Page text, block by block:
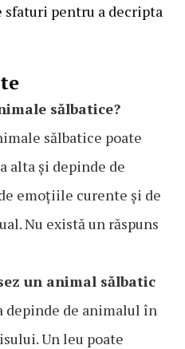
pentru a decripta
sălbatice?
sălbatice poate
alta și depinde de
emoțiile curente și de
Nu există un răspuns
un animal sălbatic
depinde de animalul în
Un leu poate